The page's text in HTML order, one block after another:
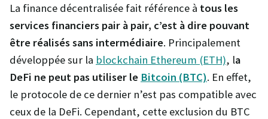
La finance décentralisée fait référence à tous les
services financiers pair à pair, c’est à dire pouvant
être réalisés sans intermédiaire. Principalement
développée sur la blockchain Ethereum (ETH), la
DeFi ne peut pas utiliser le Bitcoin (BTC). En effet,
le protocole de ce dernier n’est pas compatible avec
ceux de la DeFi. Cependant, cette exclusion du BTC